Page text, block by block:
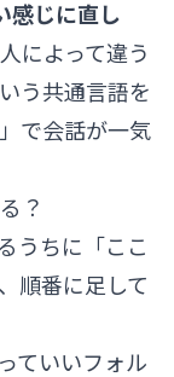
感じに直し
によって違う
う共通言語を
で会話が一気
？
うちに「ここ
順番に足して
ていいフォル